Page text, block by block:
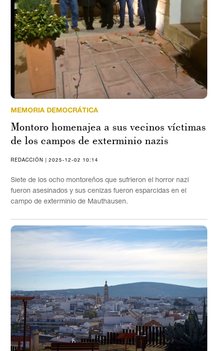
MEMORIA DEMOCRÁTICA
Montoro homenajea a sus vecinos víctimas
de los campos de exterminio nazis
REDACCIÓN | 2025-12-02 10:14
Siete de los ocho montoreños que sufrieron el horror nazi
fueron asesinados y sus cenizas fueron esparcidas en el
campo de exterminio de Mauthausen.